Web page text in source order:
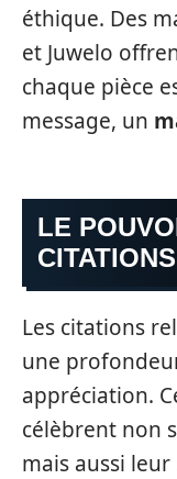
éthique. Des
et Juwelo
chaque pièce
message, un
LE
Les citations
une
appréciation.
célèbrent non
mais aussi